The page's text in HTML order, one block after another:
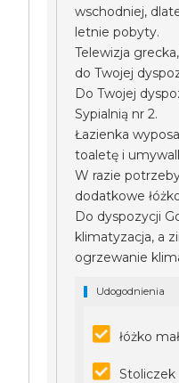
wschodniej,
letnie pobyty.
Telewizja
do Twojej
Do Twojej
Sypialnią nr 2.
Łazienka
toaletę i
W razie
dodatkowe
Do dyspozycji
klimatyzacja, a
ogrzewanie
Udogodnienia
łóżko
Stoliczek